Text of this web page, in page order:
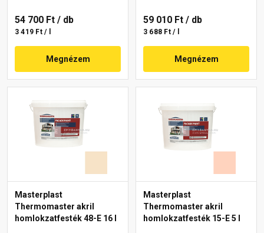
54 700 Ft / db
3 419 Ft / l
Megnézem
59 010 Ft / db
3 688 Ft / l
Megnézem
Masterplast
Thermomaster akril
homlokzatfesték 48-E 16 l
Masterplast
Thermomaster akril
homlokzatfesték 15-E 5 l